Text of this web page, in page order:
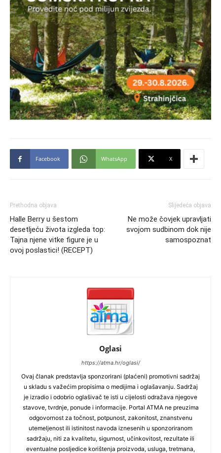
Facebook WhatsApp X
Prethodna objava
Halle Berry u šestom
desetljeću života izgleda top:
Tajna njene vitke figure je u
ovoj poslastici! (RECEPT)
Slijedeća objava
Ne može čovjek upravljati
svojom sudbinom dok nije
samospoznat
Oglasi
https://atma.hr/oglasi/
Ovaj članak predstavlja sponzorirani (plaćeni) promotivni sadržaj
u skladu s važećim propisima o medijima i oglašavanju. Sadržaj
je izradio i odobrio oglašivač te isti u cijelosti odražava njegove
stavove, tvrdnje, ponude i informacije. Portal ATMA ne preuzima
odgovornost za točnost, potpunost, zakonitost, znanstvenu
utemeljenost ili istinitost navoda iznesenih u sponzoriranom
sadržaju, niti za kvalitetu, sigurnost, učinkovitost, rezultate ili
eventualne posljedice korištenja proizvoda, usluga, tretmana,